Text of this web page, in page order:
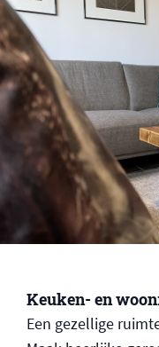
Keuken- en
Een gezellige